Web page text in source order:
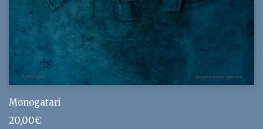
Monogatari
20,00€